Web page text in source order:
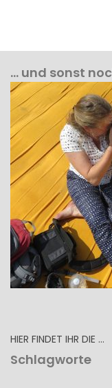
… und sonst
HIER FINDET IHR DIE …
Schlagworte